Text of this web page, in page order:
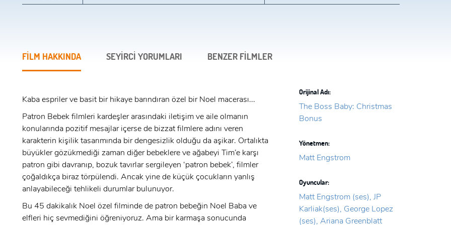
x
ÜYE OL
FİLM HAKKINDA SEYİRCİ YORUMLARI BENZER FİLMLER
Kaba espriler ve basit bir hikaye barındıran özel bir Noel macerası...
Patron Bebek filmleri kardeşler arasındaki iletişim ve aile olmanın
konularında pozitif mesajlar içerse de bizzat filmlere adını veren
karakterin kişilik tasarımında bir dengesizlik olduğu da aşikar. Ortalıkta
büyükler gözükmediği zaman diğer bebeklere ve ağabeyi Tim’e karşı
patron gibi davranıp, bozuk tavırlar sergileyen ‘patron bebek’, filmler
çoğaldıkça biraz törpülendi. Ancak yine de küçük çocukların yanlış
anlayabileceği tehlikeli durumlar bulunuyor.
Bu 45 dakikalık Noel özel filminde de patron bebeğin Noel Baba ve
elfleri hiç sevmediğini öğreniyoruz. Ama bir karmaşa sonucunda
Orijinal Adı:
The Boss Baby: Christmas
Bonus
Yönetmen:
Matt Engstrom
Oyuncular:
Matt Engstrom (ses), JP
Karliak(ses), George Lopez
(ses), Ariana Greenblatt